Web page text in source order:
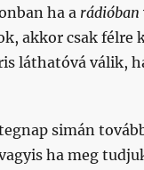
ha a rádióban
akkor csak félre
láthatóvá válik,
simán
ha meg